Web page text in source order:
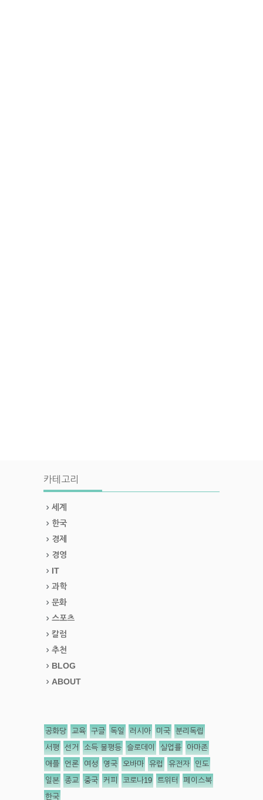
카테고리
세계
한국
경제
경영
IT
과학
문화
스포츠
칼럼
추천
BLOG
ABOUT
공화당 교육 구글 독일 러시아 미국 분리독립
서평 선거 소득 불평등 슬로데이 실업률 아마존
애플 언론 여성 영국 오바마 유럽 유전자 인도
일본 종교 중국 커피 코로나19 트위터 페이스북
한국